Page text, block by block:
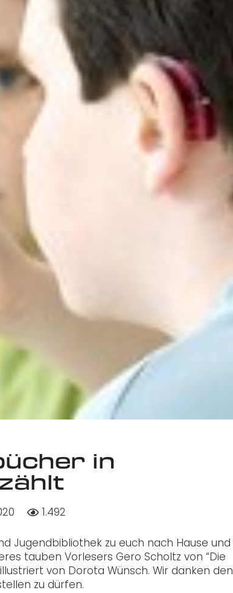
in
1.492
Jugendbibliothek zu euch nach Hause und
es tauben Vorlesers Gero Scholtz von “Die
von Dorota Wünsch. Wir danken den
zu dürfen.